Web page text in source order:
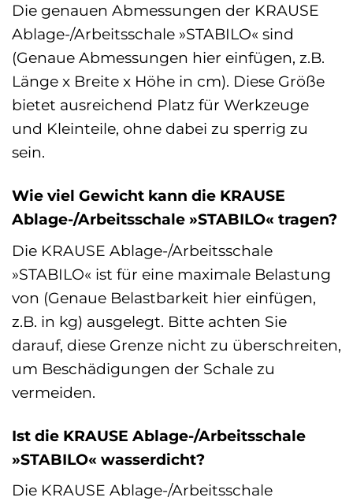
Die genauen Abmessungen der KRAUSE
Ablage-/Arbeitsschale »STABILO« sind
(Genaue Abmessungen hier einfügen, z.B.
Länge x Breite x Höhe in cm). Diese Größe
bietet ausreichend Platz für Werkzeuge
und Kleinteile, ohne dabei zu sperrig zu
sein.
Wie viel Gewicht kann die KRAUSE
Ablage-/Arbeitsschale »STABILO« tragen?
Die KRAUSE Ablage-/Arbeitsschale
»STABILO« ist für eine maximale Belastung
von (Genaue Belastbarkeit hier einfügen,
z.B. in kg) ausgelegt. Bitte achten Sie
darauf, diese Grenze nicht zu überschreiten,
um Beschädigungen der Schale zu
vermeiden.
Ist die KRAUSE Ablage-/Arbeitsschale
»STABILO« wasserdicht?
Die KRAUSE Ablage-/Arbeitsschale